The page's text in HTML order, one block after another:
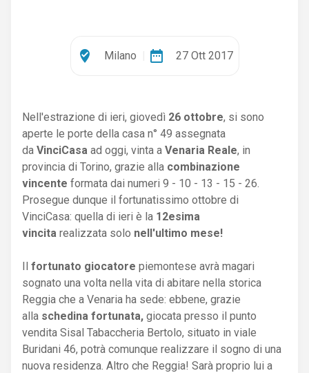
where_to_vote Milano date_range 27 Ott 2017
Nell'estrazione di ieri, giovedì 26 ottobre, si sono
aperte le porte della casa n° 49 assegnata
da VinciCasa ad oggi, vinta a Venaria Reale, in
provincia di Torino, grazie alla combinazione
vincente formata dai numeri 9 - 10 - 13 - 15 - 26.
Prosegue dunque il fortunatissimo ottobre di
VinciCasa: quella di ieri è la 12esima
vincita realizzata solo nell'ultimo mese!
Il fortunato giocatore piemontese avrà magari
sognato una volta nella vita di abitare nella storica
Reggia che a Venaria ha sede: ebbene, grazie
alla schedina fortunata, giocata presso il punto
vendita Sisal Tabaccheria Bertolo, situato in viale
Buridani 46, potrà comunque realizzare il sogno di una
nuova residenza. Altro che Reggia! Sarà proprio lui a